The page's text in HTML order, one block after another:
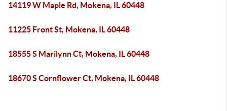
14119 W Maple Rd, Mokena, IL 60448
11225 Front St, Mokena, IL 60448
18555 S Marilynn Ct, Mokena, IL 60448
18670 S Cornflower Ct, Mokena, IL 60448